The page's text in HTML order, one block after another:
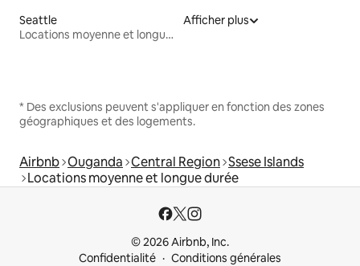
Seattle
Locations moyenne et longue durée
Afficher plus
* Des exclusions peuvent s'appliquer en fonction des zones
géographiques et des logements.
Airbnb Ouganda Central Region Ssese Islands
Locations moyenne et longue durée
© 2026 Airbnb, Inc.
Confidentialité
Conditions générales